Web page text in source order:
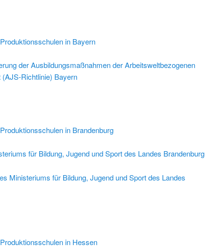
in Bayern
der Ausbildungsmaßnahmen der Arbeitsweltbezogenen
Richtlinie) Bayern
in Brandenburg
für Bildung, Jugend und Sport des Landes Brandenburg
Ministeriums für Bildung, Jugend und Sport des Landes
in Hessen